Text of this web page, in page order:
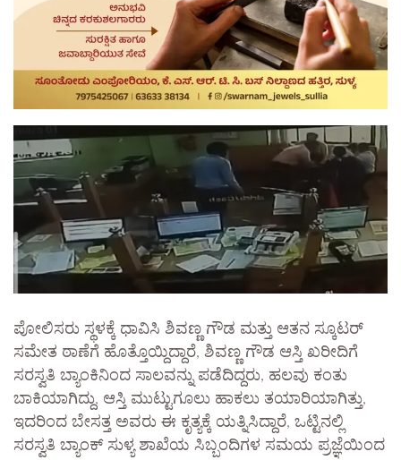
ಪೋಲಿಸರು ಸ್ಥಳಕ್ಕೆ ಧಾವಿಸಿ ಶಿವಣ್ಣ ಗೌಡ ಮತ್ತು ಆತನ ಸ್ಕೂಟರ್
ಸಮೇತ ಠಾಣೆಗೆ ಹೊತ್ತೊಯ್ದಿದ್ದಾರೆ, ಶಿವಣ್ಣ ಗೌಡ ಆಸ್ತಿ ಖರೀದಿಗೆ
ಸರಸ್ವತಿ ಬ್ಯಾಂಕಿನಿಂದ ಸಾಲವನ್ನು ಪಡೆದಿದ್ದರು, ಹಲವು ಕಂತು
ಬಾಕಿಯಾಗಿದ್ದು, ಆಸ್ತಿ ಮುಟ್ಟುಗೂಲು ಹಾಕಲು ತಯಾರಿಯಾಗಿತ್ತು,
ಇದರಿಂದ ಬೇಸತ್ತ ಅವರು ಈ ಕೃತ್ಯಕ್ಕೆ ಯತ್ನಿಸಿದ್ದಾರೆ, ಒಟ್ಟಿನಲ್ಲಿ
ಸರಸ್ವತಿ ಬ್ಯಾಂಕ್ ಸುಳ್ಯ ಶಾಖೆಯ ಸಿಬ್ಬಂದಿಗಳ ಸಮಯ ಪ್ರಜ್ಞೆಯಿಂದ